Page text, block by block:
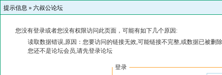
提示信息 » 六叔公论坛
您没有登录或者您没有权限访问此页面，可能有如下几个原因:
读取数据错误,原因：您要访问的链接无效,可能链接不完整,或数据已被删
您还不是论坛会员,请先登录论坛
登录